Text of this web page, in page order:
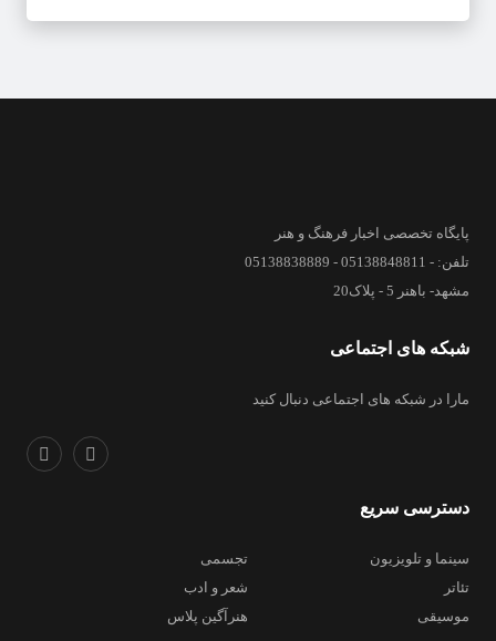
پایگاه تخصصی اخبار فرهنگ و هنر
تلفن: - 05138848811 - 05138838889
مشهد- باهنر 5 - پلاک20
شبکه های اجتماعی
مارا در شبکه های اجتماعی دنبال کنید
دسترسی سریع
سینما و تلویزیون
تجسمی
تئاتر
شعر و ادب
موسیقی
هنرآگین پلاس